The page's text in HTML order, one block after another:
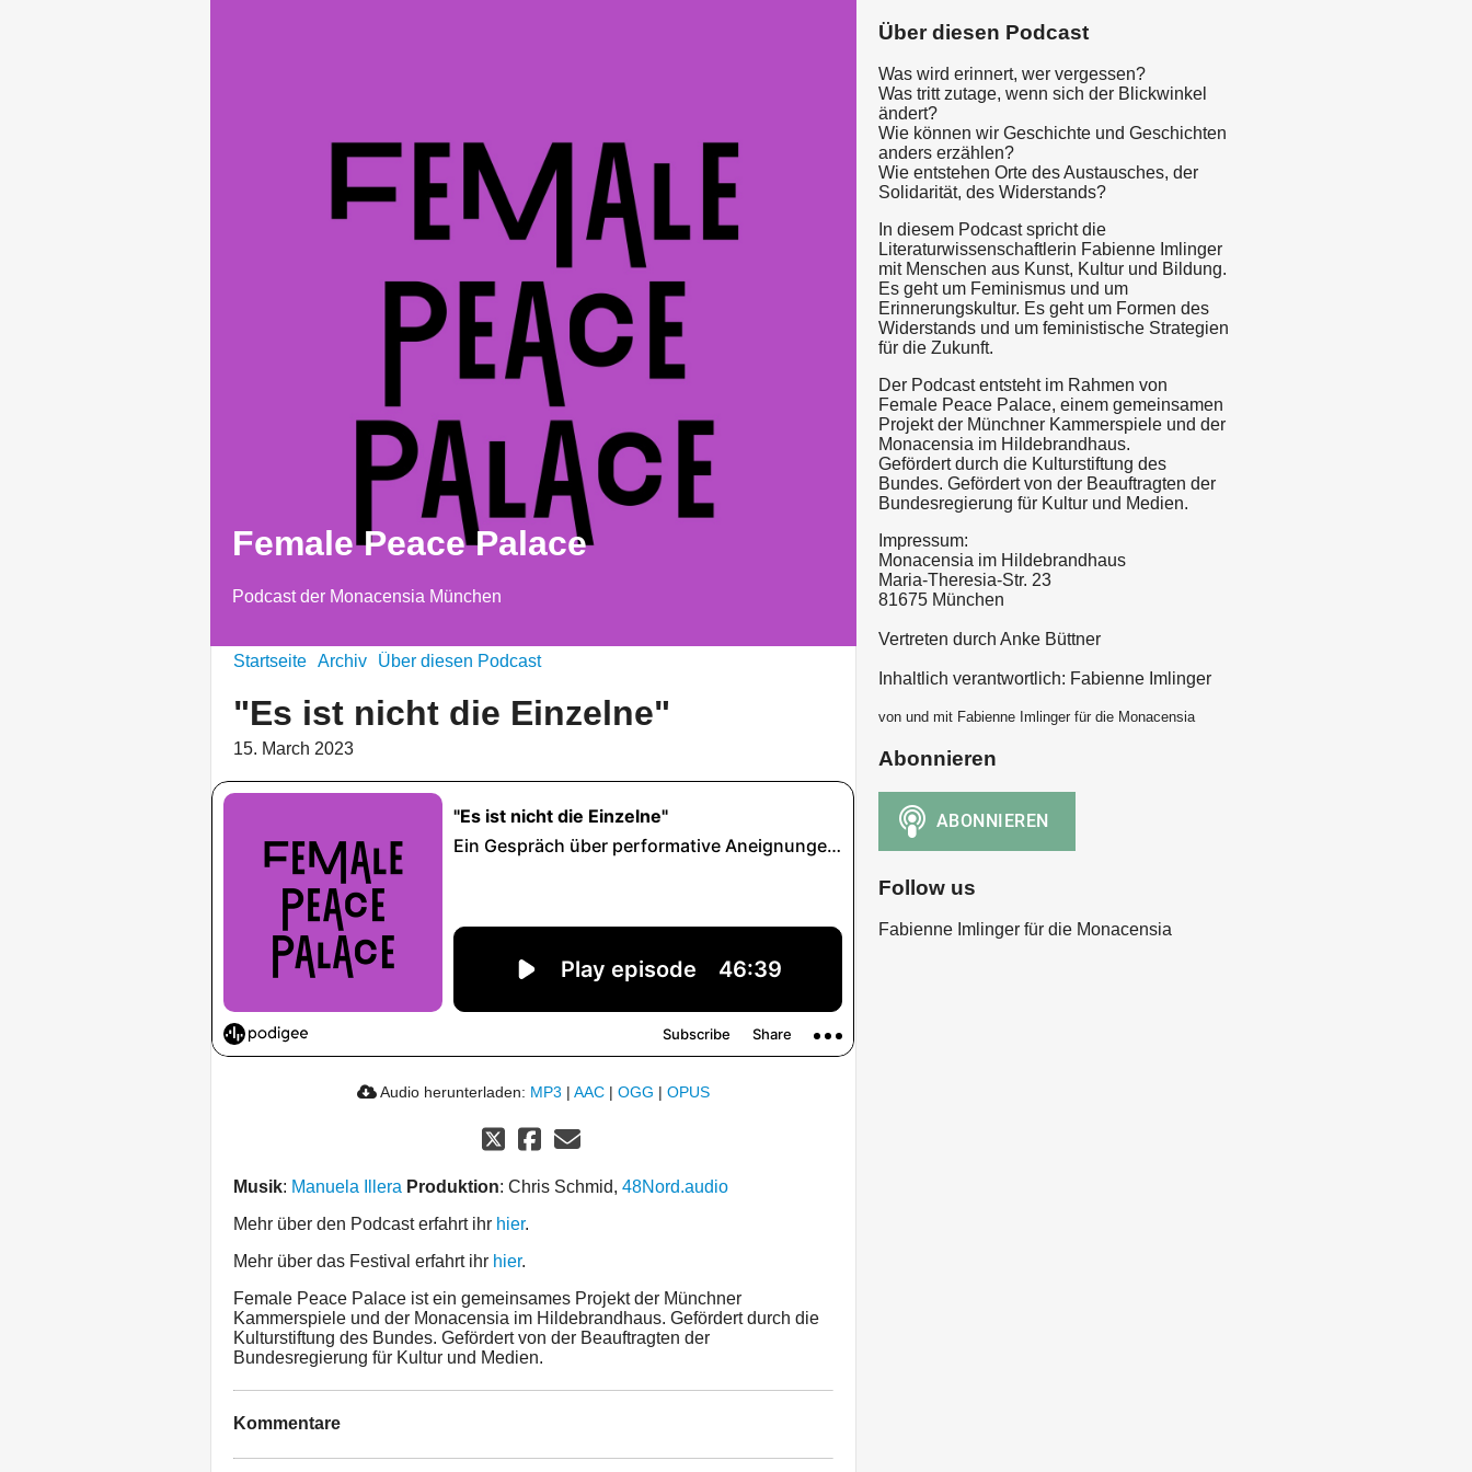
Female Peace Palace
Podcast der Monacensia München
Startseite Archiv Über diesen Podcast
"Es ist nicht die Einzelne"
15. March 2023
Audio herunterladen: MP3 | AAC | OGG | OPUS
Musik: Manuela Illera Produktion: Chris Schmid, 48Nord.audio
Mehr über den Podcast erfahrt ihr hier.
Mehr über das Festival erfahrt ihr hier.
Female Peace Palace ist ein gemeinsames Projekt der Münchner
Kammerspiele und der Monacensia im Hildebrandhaus. Gefördert durch die
Kulturstiftung des Bundes. Gefördert von der Beauftragten der
Bundesregierung für Kultur und Medien.
Kommentare
Über diesen Podcast
Was wird erinnert, wer vergessen?
Was tritt zutage, wenn sich der Blickwinkel
ändert?
Wie können wir Geschichte und Geschichten
anders erzählen?
Wie entstehen Orte des Austausches, der
Solidarität, des Widerstands?
In diesem Podcast spricht die
Literaturwissenschaftlerin Fabienne Imlinger
mit Menschen aus Kunst, Kultur und Bildung.
Es geht um Feminismus und um
Erinnerungskultur. Es geht um Formen des
Widerstands und um feministische Strategien
für die Zukunft.
Der Podcast entsteht im Rahmen von
Female Peace Palace, einem gemeinsamen
Projekt der Münchner Kammerspiele und der
Monacensia im Hildebrandhaus.
Gefördert durch die Kulturstiftung des
Bundes. Gefördert von der Beauftragten der
Bundesregierung für Kultur und Medien.
Impressum:
Monacensia im Hildebrandhaus
Maria-Theresia-Str. 23
81675 München
Vertreten durch Anke Büttner
Inhaltlich verantwortlich: Fabienne Imlinger
von und mit Fabienne Imlinger für die Monacensia
Abonnieren
Follow us
Fabienne Imlinger für die Monacensia